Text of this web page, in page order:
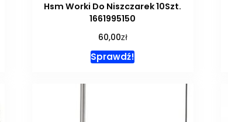
Hsm Worki Do Niszczarek 10Szt.
1661995150
60,00zł
Sprawdź!